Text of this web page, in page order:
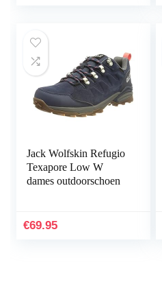
Jack Wolfskin Refugio
Texapore Low W
dames outdoorschoen
€69.95